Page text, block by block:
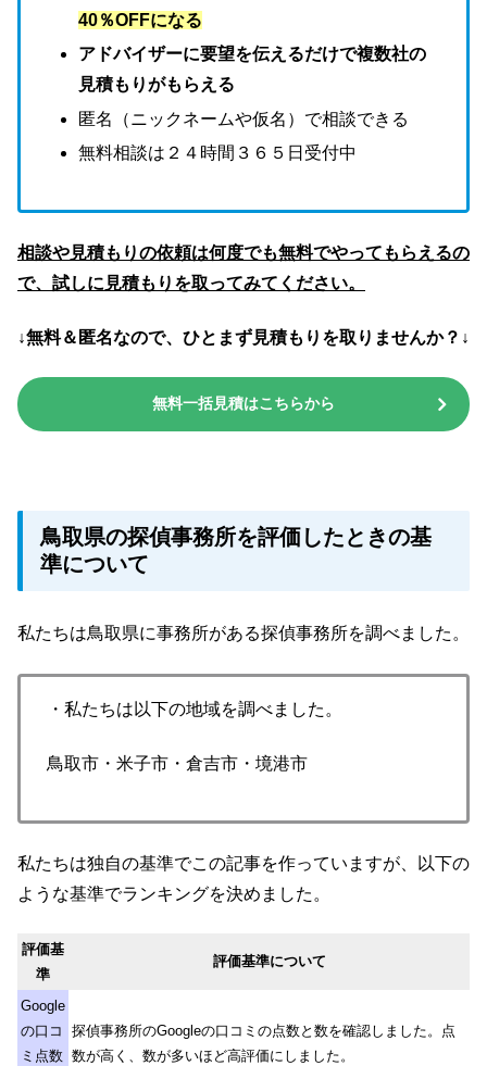
40％OFFになる
アドバイザーに要望を伝えるだけで複数社の
見積もりがもらえる
匿名（ニックネームや仮名）で相談できる
無料相談は２４時間３６５日受付中
相談や見積もりの依頼は何度でも無料でやってもらえるの
で、試しに見積もりを取ってみてください。
↓無料＆匿名なので、ひとまず見積もりを取りませんか？↓
無料一括見積はこちらから
鳥取県の探偵事務所を評価したときの基
準について
私たちは鳥取県に事務所がある探偵事務所を調べました。
・私たちは以下の地域を調べました。
鳥取市・米子市・倉吉市・境港市
私たちは独自の基準でこの記事を作っていますが、以下の
ような基準でランキングを決めました。
評価基
準
評価基準について
Google
の口コ
ミ点数
探偵事務所のGoogleの口コミの点数と数を確認しました。点
数が高く、数が多いほど高評価にしました。